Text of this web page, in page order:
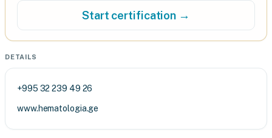
Start certification →
DETAILS
+995 32 239 49 26
www.hematologia.ge